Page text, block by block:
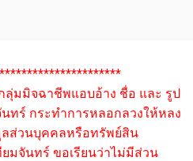
มมิจฉาชีพแอบอ้าง ชื่อ และ รูป
ทร์ กระทำการหลอกลวงให้หลง
ลส่วนบุคคลหรือทรัพย์สิน
มจันทร์ ขอเรียนว่าไม่มีส่วน